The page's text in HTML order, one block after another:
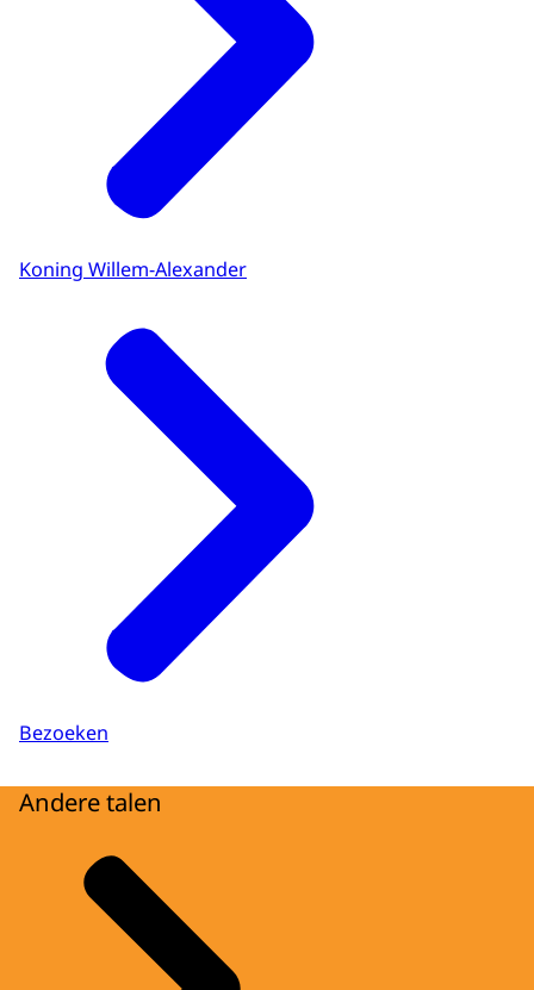
Koning Willem-Alexander
Bezoeken
Andere talen